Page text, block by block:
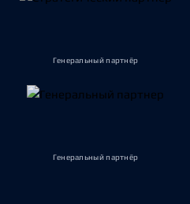
Генеральный партнёр
Генеральный партнёр